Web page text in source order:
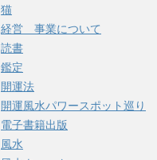
猫
経営 事業について
読書
鑑定
開運法
開運風水パワースポット巡り
電子書籍出版
風水